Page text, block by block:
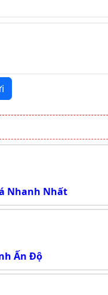
Nhanh Nhất
Ấn Độ